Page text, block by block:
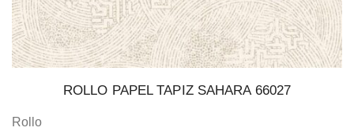
ROLLO PAPEL TAPIZ SAHARA 66027
Rollo